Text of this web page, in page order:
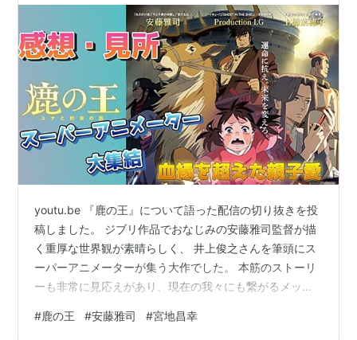
想・考察・評価】
youtu.be 『鹿の王』について語った配信の切り抜きを投
稿しました。 ジブリ作品でおなじみの安藤雅司監督が描
く重厚な世界観が素晴らしく、 井上俊之さんを筆頭にス
ーパーアニメーターが集う大作でした。 本筋のストーリ
ーも非常に見応えがあり、現在の我々にも繋がるメッセ
す。
#鹿の王 #安藤雅司 #宮地昌幸